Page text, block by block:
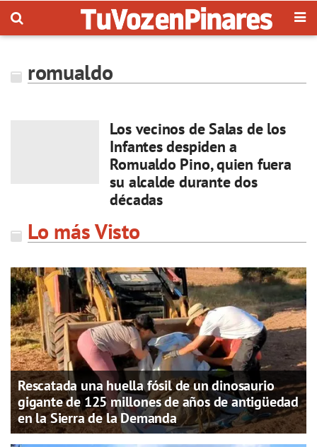
romualdo
Los vecinos de Salas de los
Infantes despiden a
Romualdo Pino, quien fuera
su alcalde durante dos
décadas
Lo más Visto
Rescatada una huella fósil de un dinosaurio
gigante de 125 millones de años de antigüedad
en la Sierra de la Demanda